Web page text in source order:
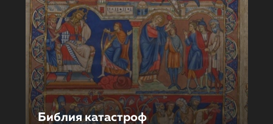
Библия катастроф